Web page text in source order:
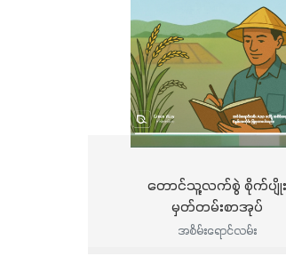
တောင်သူ့လက်စွဲ စိုက်ပျိုး
မှတ်တမ်းစာအုပ်
အစိမ်းရောင်လမ်း